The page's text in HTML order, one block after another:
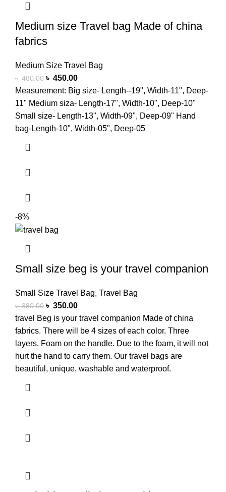
Medium size Travel bag Made of china
fabrics
Medium Size Travel Bag
৳480.00 ৳ 450.00
Measurement: Big size- Length--19", Width-11", Deep-
11" Medium siza- Length-17", Width-10", Deep-10"
Small size- Length-13", Width-09", Deep-09" Hand
bag-Length-10", Width-05", Deep-05
-8%
Small size beg is your travel companion
Small Size Travel Bag, Travel Bag
৳380.00 ৳ 350.00
travel Beg is your travel companion Made of china
fabrics. There will be 4 sizes of each color. Three
layers. Foam on the handle. Due to the foam, it will not
hurt the hand to carry them. Our travel bags are
beautiful, unique, washable and waterproof.